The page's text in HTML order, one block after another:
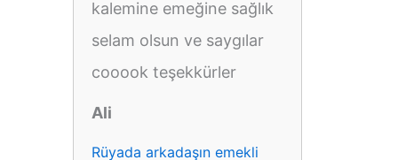
kalemine emeğine sağlık
selam olsun ve saygılar
cooook teşekkürler
Ali
Rüyada arkadaşın emekli